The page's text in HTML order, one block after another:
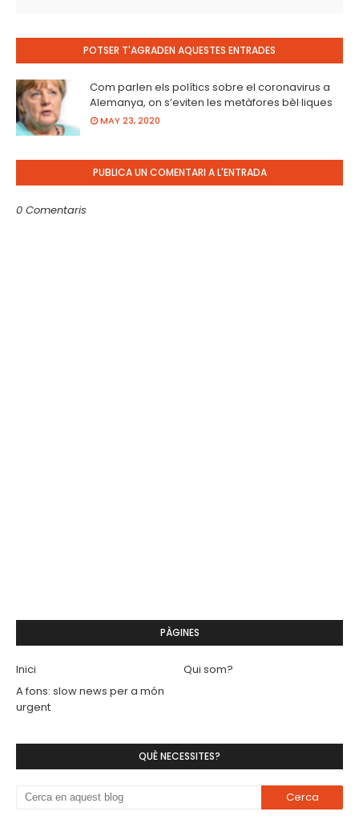
POTSER T'AGRADEN AQUESTES ENTRADES
Com parlen els polítics sobre el coronavirus a
Alemanya, on s’eviten les metàfores bèl·liques
MAY 23, 2020
PUBLICA UN COMENTARI A L'ENTRADA
0 Comentaris
PÀGINES
Inici
Qui som?
A fons: slow news per a món
urgent
QUÈ NECESSITES?